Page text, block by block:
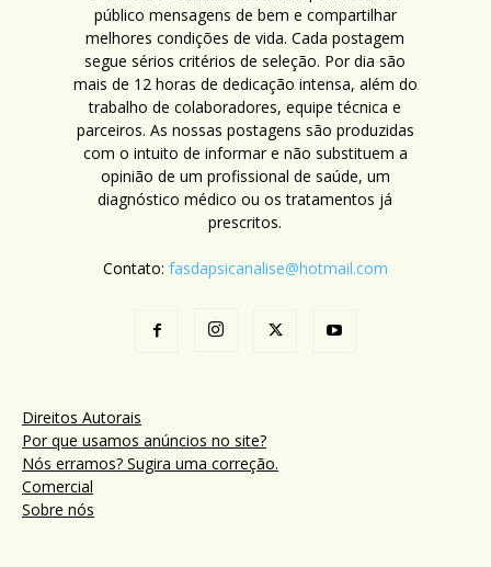
público mensagens de bem e compartilhar
melhores condições de vida. Cada postagem
segue sérios critérios de seleção. Por dia são
mais de 12 horas de dedicação intensa, além do
trabalho de colaboradores, equipe técnica e
parceiros. As nossas postagens são produzidas
com o intuito de informar e não substituem a
opinião de um profissional de saúde, um
diagnóstico médico ou os tratamentos já
prescritos.
Contato: fasdapsicanalise@hotmail.com
Direitos Autorais
Por que usamos anúncios no site?
Nós erramos? Sugira uma correção.
Comercial
Sobre nós